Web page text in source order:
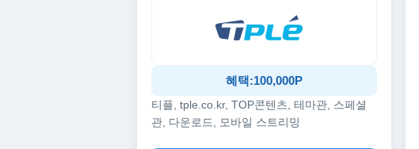
혜택:100,000P
티플, tple.co.kr, TOP콘텐츠, 테마관, 스페셜
관, 다운로드, 모바일 스트리밍